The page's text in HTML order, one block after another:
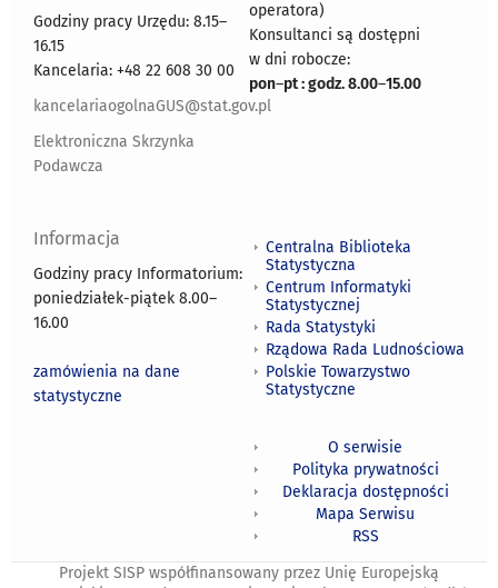
Godziny pracy Urzędu: 8.15–
16.15
Kancelaria: +48 22 608 30 00
kancelariaogolnaGUS@stat.gov.pl
Elektroniczna Skrzynka
Podawcza
operatora)
Konsultanci są dostępni
w dni robocze:
pon–pt : godz. 8.00–15.00
Informacja
Godziny pracy Informatorium:
poniedziałek-piątek 8.00–
16.00
zamówienia na dane
statystyczne
Centralna Biblioteka
Statystyczna
Centrum Informatyki
Statystycznej
Rada Statystyki
Rządowa Rada Ludnościowa
Polskie Towarzystwo
Statystyczne
O serwisie
Polityka prywatności
Deklaracja dostępności
Mapa Serwisu
RSS
Projekt SISP współfinansowany przez Unię Europejską